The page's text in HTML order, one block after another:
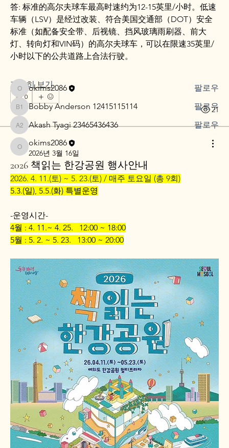
答: 标准的高尔夫球车最高时速约为12-15英里/小时。低速
车辆（LSV）是经过改装、符合美国交通部（DOT）安全
标准（如配备安全带、后视镜、挡风玻璃雨刷器、前大
灯、转向灯和VIN码）的高尔夫球车，可以在限速35英里/
小时以下的公共道路上合法行驶。
자세히 보기
0
21
okims2086
okims2086
2026년 3월 16일
2026 책읽는 한강공원 행사안내
2026. 4. 11.(토) ~ 5. 23.(토) / 매주 토요일 (총 9회)
5.3.(일), 5.5.(화) 특별운영
-운영시간-
4월 : 4. 11.~ 4. 25.   12:00 ~ 18:00
5월 : 5. 2. ~ 5. 23.   13:00 ~ 20:00
소개
그룹에 오신 것을 환영합니다. 다른 회원과의 교류 및 업데
이트 수신, 동영상 공유 등의 활동을 시작하세요.
okims2086
okims2086 팔로우
Bobby Anderson 12415115114
Bobby Anderson 12415115114 팔로우
Akash Tyagi 23465436436
Akash Tyagi 23465436436
팔로우
전체 회원 보기(3명)